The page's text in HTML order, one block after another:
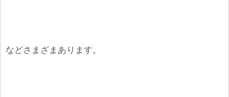
などさまざまあります。